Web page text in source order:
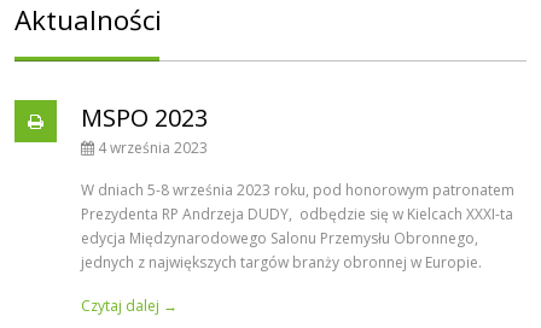
Aktualności
MSPO 2023
4 września 2023
W dniach 5-8 września 2023 roku, pod honorowym patronatem
Prezydenta RP Andrzeja DUDY, odbędzie się w Kielcach XXXI-ta
edycja Międzynarodowego Salonu Przemysłu Obronnego,
jednych z największych targów branży obronnej w Europie.
Czytaj dalej →